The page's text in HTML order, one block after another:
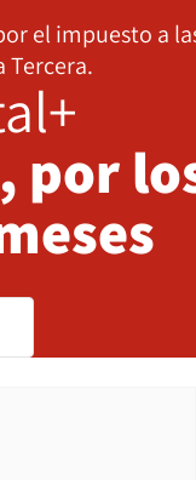
el impuesto a
Tercera.
por